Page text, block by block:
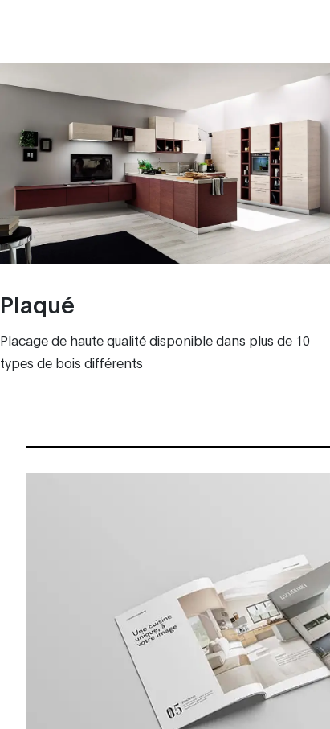
Plaqué
Placage de haute qualité disponible dans plus de 10
types de bois différents